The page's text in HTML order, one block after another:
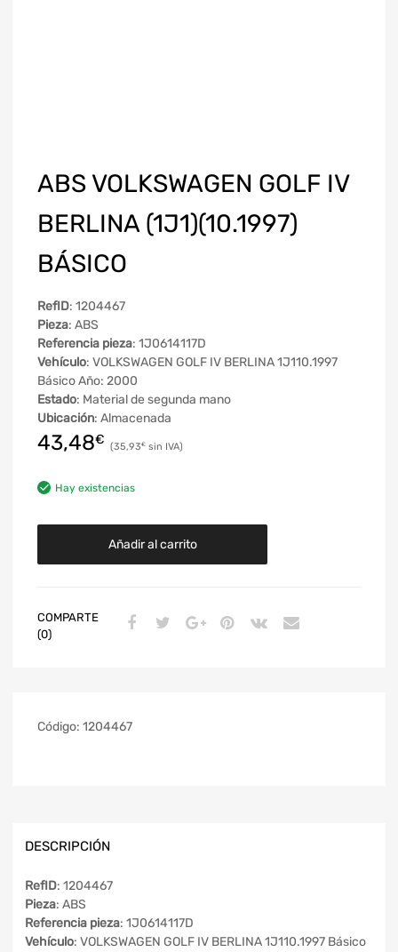
ABS VOLKSWAGEN GOLF IV
BERLINA (1J1)(10.1997)
BÁSICO
RefID: 1204467
Pieza: ABS
Referencia pieza: 1J0614117D
Vehículo: VOLKSWAGEN GOLF IV BERLINA 1J110.1997
Básico Año: 2000
Estado: Material de segunda mano
Ubicación: Almacenada
43,48€ 35,93€
Hay existencias
Añadir al carrito
COMPARTE
(0)
Código: 1204467
DESCRIPCIÓN
RefID: 1204467
Pieza: ABS
Referencia pieza: 1J0614117D
Vehículo: VOLKSWAGEN GOLF IV BERLINA 1J110.1997 Básico